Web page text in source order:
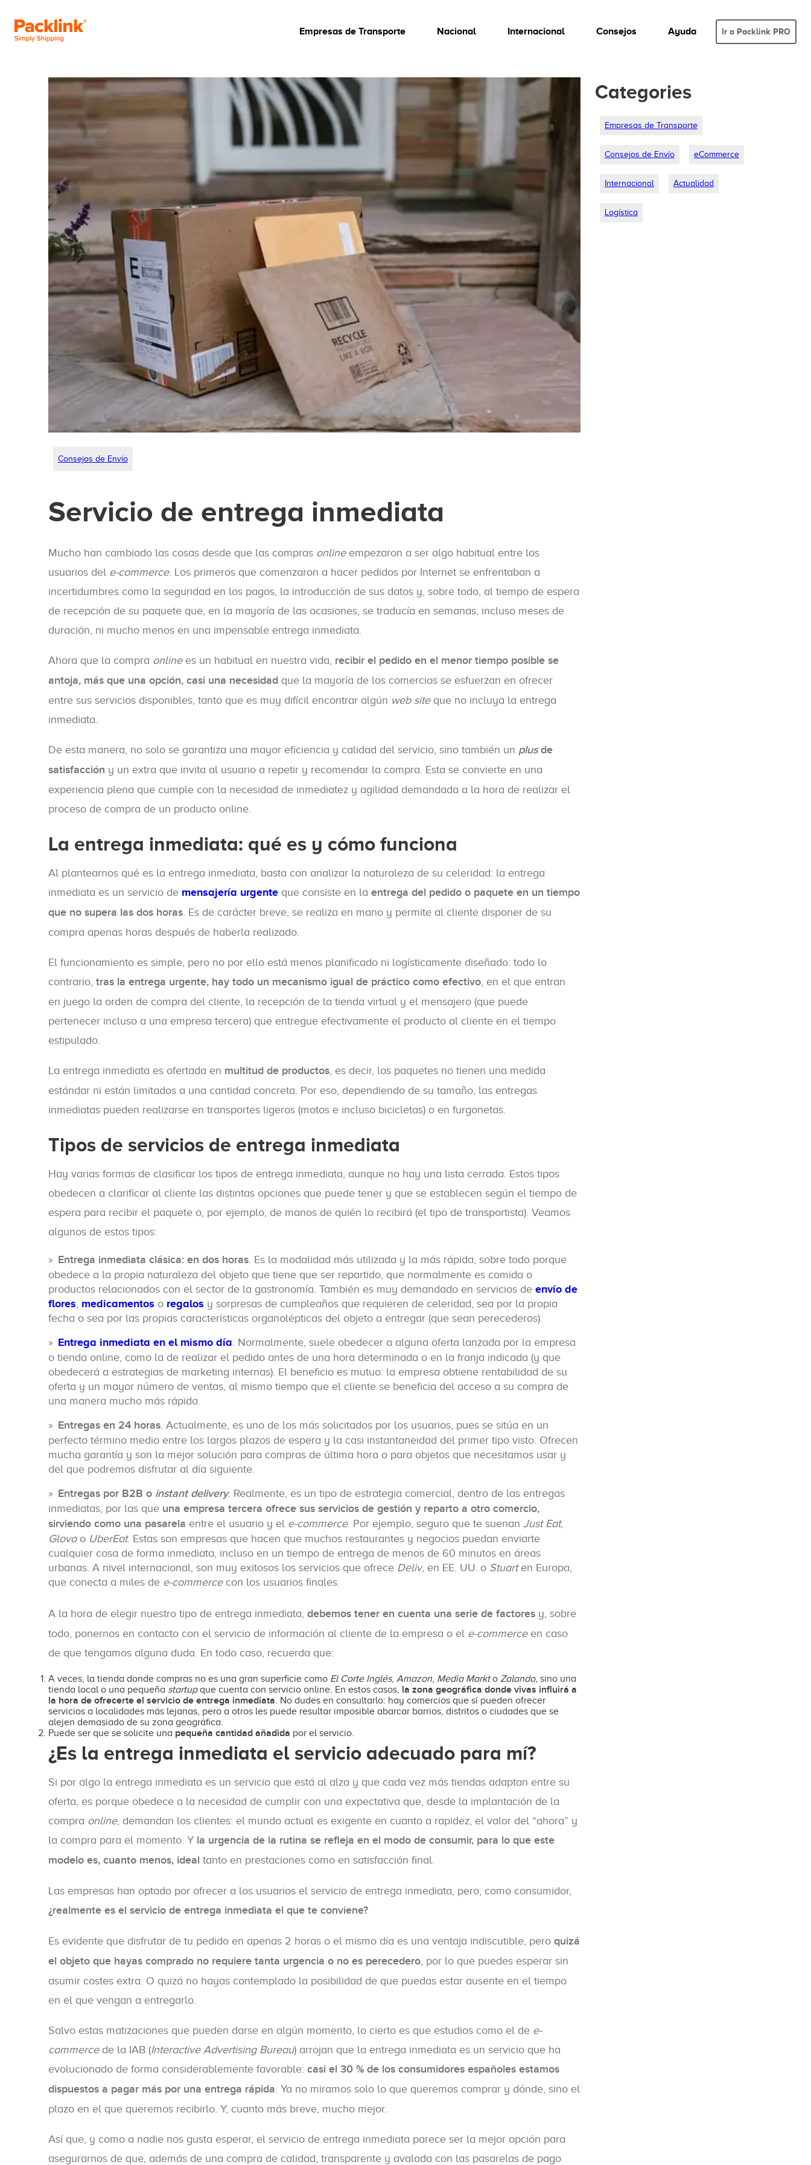
Empresas de Transporte Nacional Internacional Consejos Ayuda Ir a Packlink PRO
Consejos de Envío
Servicio de entrega inmediata
Mucho han cambiado las cosas desde que las compras onlineempezaron a ser algo habitual entre los
usuarios del e-commerce. Los primeros que comenzaron a hacer pedidos por Internet se enfrentaban a
incertidumbres como la seguridad en los pagos, la introducción de sus datos y, sobre todo, al tiempo de espera
de recepción de su paquete que, en la mayoría de las ocasiones, se traducía en semanas, incluso meses de
duración, ni mucho menos en una impensable entrega inmediata.
Ahora que la compra onlinees un habitual en nuestra vida, recibir el pedido en el menor tiempo posible se
antoja, más que una opción, casi una necesidad que la mayoría de los comercios se esfuerzan en ofrecer
entre sus servicios disponibles, tanto que es muy difícil encontrar algún web siteque no incluya la entrega
inmediata.
De esta manera, no solo se garantiza una mayor eficiencia y calidad del servicio, sino también un plusde
satisfacción y un extra que invita al usuario a repetir y recomendar la compra. Esta se convierte en una
experiencia plena que cumple con la necesidad de inmediatez y agilidad demandada a la hora de realizar el
proceso de compra de un producto online.
La entrega inmediata: qué es y cómo funciona
Al plantearnos qué es la entrega inmediata, basta con analizar la naturaleza de su celeridad: la entrega
inmediata es un servicio de mensajería urgente que consiste en la entrega del pedido o paquete en un tiempo
que no supera las dos horas. Es de carácter breve, se realiza en mano y permite al cliente disponer de su
compra apenas horas después de haberla realizado.
El funcionamiento es simple, pero no por ello está menos planificado ni logísticamente diseñado: todo lo
contrario, tras la entrega urgente, hay todo un mecanismo igual de práctico como efectivo, en el que entran
en juego la orden de compra del cliente, la recepción de la tienda virtual y el mensajero (que puede
pertenecer incluso a una empresa tercera) que entregue efectivamente el producto al cliente en el tiempo
estipulado.
La entrega inmediata es ofertada en multitud de productos, es decir, los paquetes no tienen una medida
estándar ni están limitados a una cantidad concreta. Por eso, dependiendo de su tamaño, las entregas
inmediatas pueden realizarse en transportes ligeros (motos e incluso bicicletas) o en furgonetas.
Tipos de servicios de entrega inmediata
Hay varias formas de clasificar los tipos de entrega inmediata, aunque no hay una lista cerrada. Estos tipos
obedecen a clarificar al cliente las distintas opciones que puede tener y que se establecen según el tiempo de
espera para recibir el paquete o, por ejemplo, de manos de quién lo recibirá (el tipo de transportista). Veamos
algunos de estos tipos:
Entrega inmediata clásica: en dos horas. Es la modalidad más utilizada y la más rápida, sobre todo porque
obedece a la propia naturaleza del objeto que tiene que ser repartido, que normalmente es comida o
productos relacionados con el sector de la gastronomía. También es muy demandado en servicios de envío de
flores, medicamentos o regalos y sorpresas de cumpleaños que requieren de celeridad, sea por la propia
fecha o sea por las propias características organolépticas del objeto a entregar (que sean perecederos).
Entrega inmediata en el mismo día. Normalmente, suele obedecer a alguna oferta lanzada por la empresa
o tienda online, como la de realizar el pedido antes de una hora determinada o en la franja indicada (y que
obedecerá a estrategias de marketing internas). El beneficio es mutuo: la empresa obtiene rentabilidad de su
oferta y un mayor número de ventas, al mismo tiempo que el cliente se beneficia del acceso a su compra de
una manera mucho más rápida.
Entregas en 24 horas. Actualmente, es uno de los más solicitados por los usuarios, pues se sitúa en un
perfecto término medio entre los largos plazos de espera y la casi instantaneidad del primer tipo visto. Ofrecen
mucha garantía y son la mejor solución para compras de última hora o para objetos que necesitamos usar y
del que podremos disfrutar al día siguiente.
Entregas por B2B o instant delivery. Realmente, es un tipo de estrategia comercial, dentro de las entregas
inmediatas, por las que una empresa tercera ofrece sus servicios de gestión y reparto a otro comercio,
sirviendo como una pasarela entre el usuario y el e-commerce. Por ejemplo, seguro que te suenan Just Eat,
Glovoo UberEat. Estas son empresas que hacen que muchos restaurantes y negocios puedan enviarte
cualquier cosa de forma inmediata, incluso en un tiempo de entrega de menos de 60 minutos en áreas
urbanas. A nivel internacional, son muy exitosos los servicios que ofrece Deliv, en EE. UU. o Stuarten Europa,
que conecta a miles de e-commercecon los usuarios finales.
A la hora de elegir nuestro tipo de entrega inmediata, debemos tener en cuenta una serie de factores y, sobre
todo, ponernos en contacto con el servicio de información al cliente de la empresa o el e-commerceen caso
de que tengamos alguna duda. En todo caso, recuerda que:
A veces, la tienda donde compras no es una gran superficie como El Corte Inglés, Amazon, Media Markto Zalando, sino una
tienda local o una pequeña startupque cuenta con servicio online. En estos casos, la zona geográfica donde vivas influirá a
la hora de ofrecerte el servicio de entrega inmediata. No dudes en consultarlo: hay comercios que sí pueden ofrecer
servicios a localidades más lejanas, pero a otros les puede resultar imposible abarcar barrios, distritos o ciudades que se
alejen demasiado de su zona geográfica.
Puede ser que se solicite una pequeña cantidad añadida por el servicio.
¿Es la entrega inmediata el servicio adecuado para mí?
Si por algo la entrega inmediata es un servicio que está al alza y que cada vez más tiendas adaptan entre su
oferta, es porque obedece a la necesidad de cumplir con una expectativa que, desde la implantación de la
compra online, demandan los clientes: el mundo actual es exigente en cuanto a rapidez, el valor del “ahora” y
la compra para el momento. Y la urgencia de la rutina se refleja en el modo de consumir, para lo que este
modelo es, cuanto menos, ideal tanto en prestaciones como en satisfacción final.
Las empresas han optado por ofrecer a los usuarios el servicio de entrega inmediata, pero, como consumidor,
¿realmente es el servicio de entrega inmediata el que te conviene?
Es evidente que disfrutar de tu pedido en apenas 2 horas o el mismo día es una ventaja indiscutible, pero quizá
el objeto que hayas comprado no requiere tanta urgencia o no es perecedero, por lo que puedes esperar sin
asumir costes extra. O quizá no hayas contemplado la posibilidad de que puedas estar ausente en el tiempo
en el que vengan a entregarlo.
Salvo estas matizaciones que pueden darse en algún momento, lo cierto es que estudios como el de e-
commercede la IAB (Interactive Advertising Bureau) arrojan que la entrega inmediata es un servicio que ha
evolucionado de forma considerablemente favorable: casi el 30 % de los consumidores españoles estamos
dispuestos a pagar más por una entrega rápida. Ya no miramos solo lo que queremos comprar y dónde, sino el
plazo en el que queremos recibirlo. Y, cuanto más breve, mucho mejor.
Así que, y como a nadie nos gusta esperar, el servicio de entrega inmediata parece ser la mejor opción para
asegurarnos de que, además de una compra de calidad, transparente y avalada con las pasarelas de pago
Categories
Empresas de Transporte
Consejos de Envío eCommerce
Internacional Actualidad
Logística